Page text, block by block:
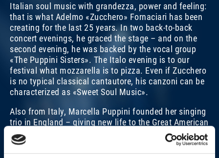
Italian soul music with grandezza, power and feeling:
that is what Adelmo «Zucchero» Fornaciari has been
creating for the last 25 years. In two back-to-back
concert evenings, he graced the stage – and on the
second evening, he was backed by the vocal group
«The Puppini Sisters». The Italo evening is to our
festival what mozzarella is to pizza. Even if Zucchero
is no typical classical cantautore, his canzoni can be
characterized as «Sweet Soul Music».
Also from Italy, Marcella Puppini founded her singing
trio in England – giving new life to the Great American
Songbook.
Martin Schäfer
THE PUPPINI SISTERS
SAT, 08. NOV 2008, 8 PM | GRANDEZZA